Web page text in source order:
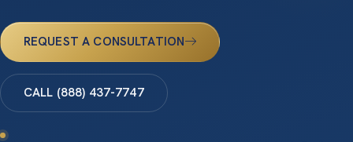
REQUEST A CONSULTATION
CALL (888) 437-7747